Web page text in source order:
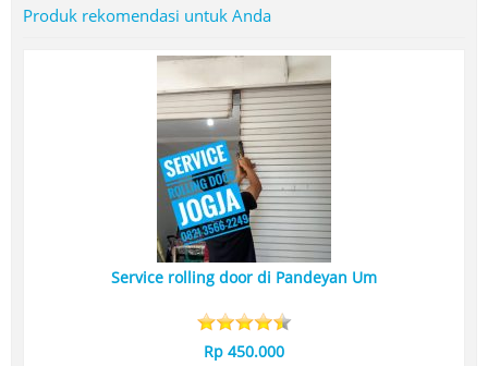
Produk rekomendasi untuk Anda
Service rolling door di Pandeyan Um
Rp 450.000